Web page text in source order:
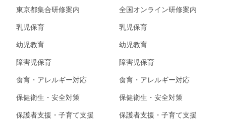
東京都集合研修案内
乳児保育
幼児教育
障害児保育
食育・アレルギー対応
保健衛生・安全対策
保護者支援・子育て支援
全国オンライン研修案内
乳児保育
幼児教育
障害児保育
食育・アレルギー対応
保健衛生・安全対策
保護者支援・子育て支援